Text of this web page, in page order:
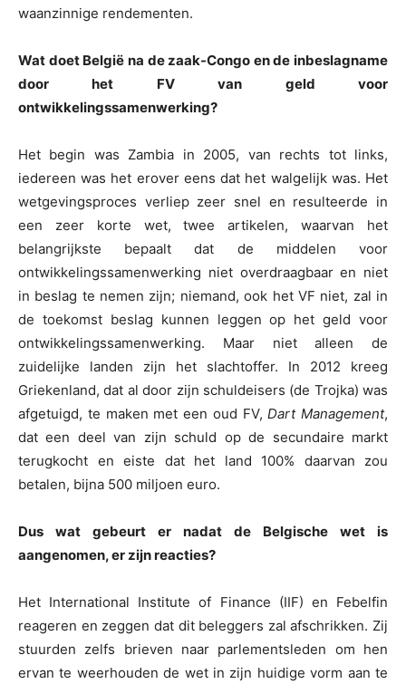
waanzinnige rendementen.
Wat doet België na de zaak-Congo en de inbeslagname
door het FV van geld voor
ontwikkelingssamenwerking?
Het begin was Zambia in 2005, van rechts tot links,
iedereen was het erover eens dat het walgelijk was. Het
wetgevingsproces verliep zeer snel en resulteerde in
een zeer korte wet, twee artikelen, waarvan het
belangrijkste bepaalt dat de middelen voor
ontwikkelingssamenwerking niet overdraagbaar en niet
in beslag te nemen zijn; niemand, ook het VF niet, zal in
de toekomst beslag kunnen leggen op het geld voor
ontwikkelingssamenwerking. Maar niet alleen de
zuidelijke landen zijn het slachtoffer. In 2012 kreeg
Griekenland, dat al door zijn schuldeisers (de Trojka) was
afgetuigd, te maken met een oud FV,Dart Management,
dat een deel van zijn schuld op de secundaire markt
terugkocht en eiste dat het land 100% daarvan zou
betalen, bijna 500 miljoen euro.
Dus wat gebeurt er nadat de Belgische wet is
aangenomen, er zijn reacties?
Het International Institute of Finance (IIF) en Febelfin
reageren en zeggen dat dit beleggers zal afschrikken. Zij
stuurden zelfs brieven naar parlementsleden om hen
ervan te weerhouden de wet in zijn huidige vorm aan te